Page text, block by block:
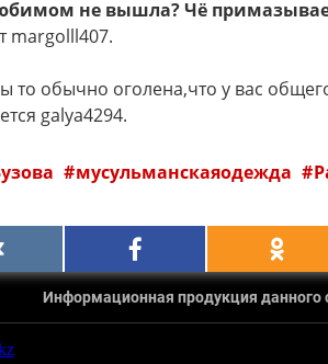
не вышла? Чё
margolll407.
то обычно оголена,что у вас
galya4294.
мусульманскаяодежда
Информационная продукция данного